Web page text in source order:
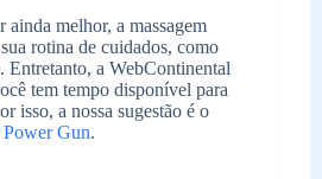
ainda melhor, a massagem
rotina de cuidados, como
Entretanto, a WebContinental
tem tempo disponível para
isso, a nossa sugestão é o
Gun.